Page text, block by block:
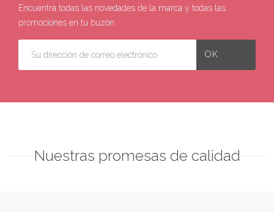
Encuentra todas las novedades de la marca y todas las
promociones en tu buzón.
Nuestras promesas de calidad